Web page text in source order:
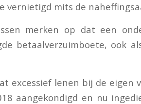
vernietigd mits de
merken op dat een
betaalverzuimboete, ook
excessief lenen bij de eigen
aangekondigd en nu